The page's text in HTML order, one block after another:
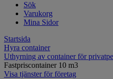
Sök
Varukorg
Mina Sidor
Startsida
Hyra container
Uthyrning av container för
Fastpriscontainer 10 m3
Visa tjänster för företag